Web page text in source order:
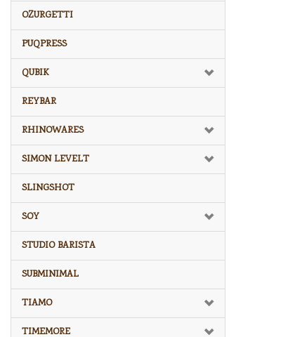
OZURGETTI
PUQPRESS
QUBIK
REYBAR
RHINOWARES
SIMON LEVELT
SLINGSHOT
SOY
STUDIO BARISTA
SUBMINIMAL
TIAMO
TIMEMORE